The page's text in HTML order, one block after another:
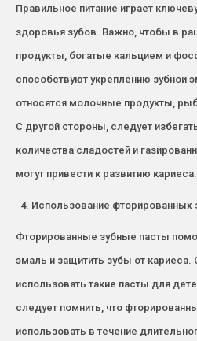
Правильное питание играет
здоровья зубов. Важно, чтобы в
продукты, богатые кальцием и
способствуют укреплению зубной
относятся молочные продукты,
С другой стороны, следует
количества сладостей и
могут привести к развитию кариеса.
Использование фторированных
Фторированные зубные пасты
эмаль и защитить зубы от
использовать такие пасты для
следует помнить, что
использовать в течение